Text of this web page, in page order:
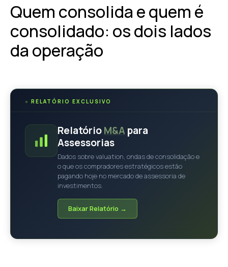
Quem consolida e quem é
consolidado: os dois lados
da operação
● RELATÓRIO EXCLUSIVO
RelatórioM&Apara
Assessorias
Dados sobre valuation, ondas de consolidação e
o que os compradores estratégicos estão
pagando hoje no mercado de assessoria de
investimentos.
Baixar Relatório →